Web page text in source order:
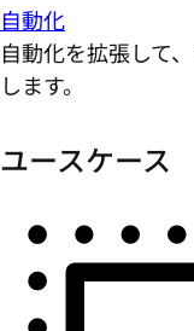
自動化
自動化を拡張して
します。
ユースケース